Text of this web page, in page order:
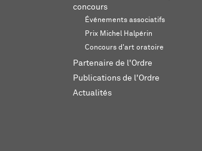
concours
Événements associatifs
Prix Michel Halpérin
Concours d'art oratoire
Partenaire de l'Ordre
Publications de l'Ordre
Actualités